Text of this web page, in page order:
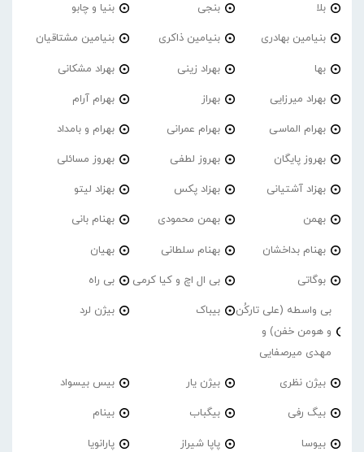
بلا بنجی بنیا و چابو
بنیامین بهادری بنیامین ذاکری بنیامین مشتاقیان
بها بهراد زینی بهراد مشکانی
بهراد میرزایی بهراز بهرام آرام
بهرام الماسی بهرام عمرانی بهرام و بامداد
بهروز پایگان بهروز لطفی بهروز مسائلی
بهزاد آشتیانی بهزاد پکس بهزاد لیتو
بهمن بهمن محمودی بهنام بانی
بهنام بداخشان بهنام سلطانی بهیان
بوگاتی بی ال اچ و کیا کرمی بی راه
بی واسطه (علی تارکُن
و هومن خفن) و
مهدی میرصفایی
بیباک بیژن لرد
بیژن نظری بیژن یار بیس بیسواد
بیگ رفی بیگباب بینام
بیوسا پاپا شیراز پارانویا